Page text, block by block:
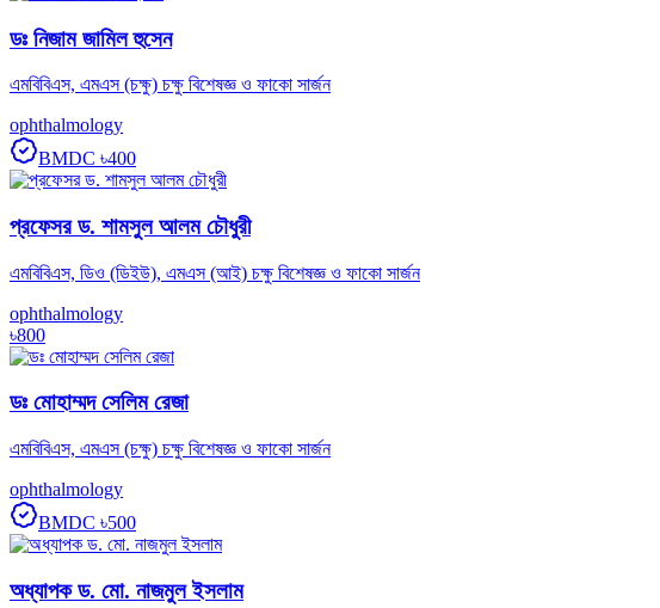
ডঃ নিজাম জামিল হুসেন
এমবিবিএস, এমএস (চক্ষু) চক্ষু বিশেষজ্ঞ ও ফাকো সার্জন
ophthalmology
BMDC ৳400
প্রফেসর ড. শামসুল আলম চৌধুরী
এমবিবিএস, ডিও (ডিইউ), এমএস (আই) চক্ষু বিশেষজ্ঞ ও ফাকো সার্জন
ophthalmology
৳800
ডঃ মোহাম্মদ সেলিম রেজা
এমবিবিএস, এমএস (চক্ষু) চক্ষু বিশেষজ্ঞ ও ফাকো সার্জন
ophthalmology
BMDC ৳500
অধ্যাপক ড. মো. নাজমুল ইসলাম